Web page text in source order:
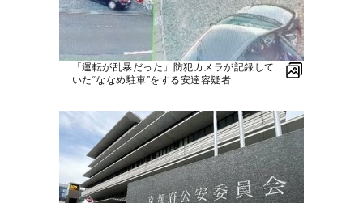
「運転が乱暴だった」防犯カメラが記録して
いた“ななめ駐車”をする安達容疑者